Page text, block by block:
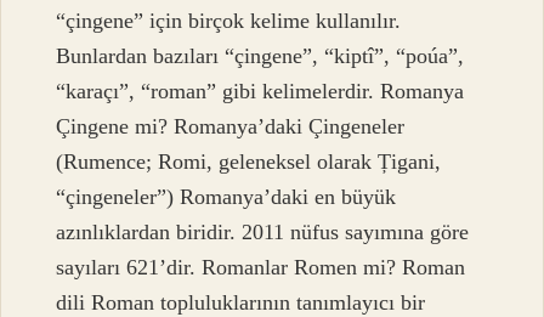
“çingene” için birçok kelime kullanılır.
Bunlardan bazıları “çingene”, “kiptî”, “poúa”,
“karaçı”, “roman” gibi kelimelerdir. Romanya
Çingene mi? Romanya’daki Çingeneler
(Rumence; Romi, geleneksel olarak Țigani,
“çingeneler”) Romanya’daki en büyük
azınlıklardan biridir. 2011 nüfus sayımına göre
sayıları 621’dir. Romanlar Romen mi? Roman
dili Roman topluluklarının tanımlayıcı bir